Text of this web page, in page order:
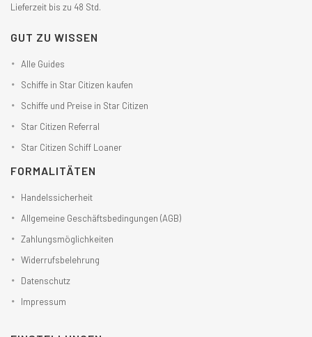
Lieferzeit bis zu 48 Std.
GUT ZU WISSEN
Alle Guides
Schiffe in Star Citizen kaufen
Schiffe und Preise in Star Citizen
Star Citizen Referral
Star Citizen Schiff Loaner
FORMALITÄTEN
Handelssicherheit
Allgemeine Geschäftsbedingungen (AGB)
Zahlungsmöglichkeiten
Widerrufsbelehrung
Datenschutz
Impressum